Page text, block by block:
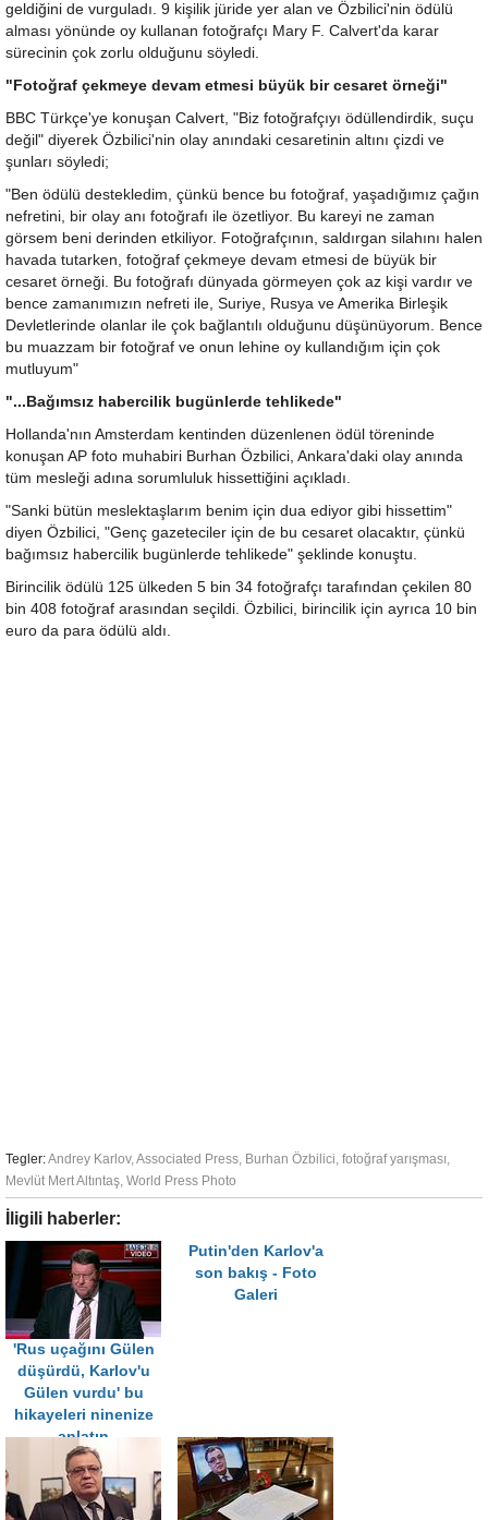
geldiğini de vurguladı. 9 kişilik jüride yer alan ve Özbilici'nin ödülü
alması yönünde oy kullanan fotoğrafçı Mary F. Calvert'da karar
sürecinin çok zorlu olduğunu söyledi.
"Fotoğraf çekmeye devam etmesi büyük bir cesaret örneği"
BBC Türkçe'ye konuşan Calvert, "Biz fotoğrafçıyı ödüllendirdik, suçu
değil" diyerek Özbilici'nin olay anındaki cesaretinin altını çizdi ve
şunları söyledi;
"Ben ödülü destekledim, çünkü bence bu fotoğraf, yaşadığımız çağın
nefretini, bir olay anı fotoğrafı ile özetliyor. Bu kareyi ne zaman
görsem beni derinden etkiliyor. Fotoğrafçının, saldırgan silahını halen
havada tutarken, fotoğraf çekmeye devam etmesi de büyük bir
cesaret örneği. Bu fotoğrafı dünyada görmeyen çok az kişi vardır ve
bence zamanımızın nefreti ile, Suriye, Rusya ve Amerika Birleşik
Devletlerinde olanlar ile çok bağlantılı olduğunu düşünüyorum. Bence
bu muazzam bir fotoğraf ve onun lehine oy kullandığım için çok
mutluyum"
"...Bağımsız habercilik bugünlerde tehlikede"
Hollanda'nın Amsterdam kentinden düzenlenen ödül töreninde
konuşan AP foto muhabiri Burhan Özbilici, Ankara'daki olay anında
tüm mesleği adına sorumluluk hissettiğini açıkladı.
"Sanki bütün meslektaşlarım benim için dua ediyor gibi hissettim"
diyen Özbilici, "Genç gazeteciler için de bu cesaret olacaktır, çünkü
bağımsız habercilik bugünlerde tehlikede" şeklinde konuştu.
Birincilik ödülü 125 ülkeden 5 bin 34 fotoğrafçı tarafından çekilen 80
bin 408 fotoğraf arasından seçildi. Özbilici, birincilik için ayrıca 10 bin
euro da para ödülü aldı.
Tegler:Andrey Karlov,Associated Press, Burhan Özbilici, fotoğraf yarışması,
Mevlüt Mert Altıntaş, World Press Photo
İligili haberler:
'Rus uçağını Gülen
düşürdü, Karlov'u
Gülen vurdu' bu
hikayeleri ninenize
anlatın
Putin'den Karlov'a
son bakış - Foto
Galeri